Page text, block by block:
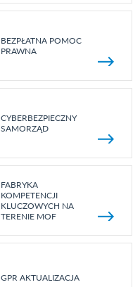
BEZPŁATNA POMOC
PRAWNA
CYBERBEZPIECZNY
SAMORZĄD
FABRYKA
KOMPETENCJI
KLUCZOWYCH NA
TERENIE MOF
GPR AKTUALIZACJA